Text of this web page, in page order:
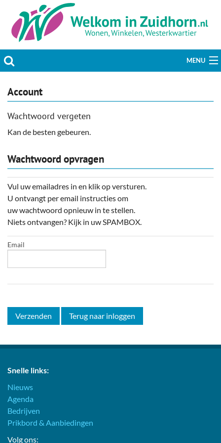
MENU
Welzijn & Maatschappij
Bedrijven
Prikbord & Aanbiedingen
Plaats bericht
Account
Wachtwoord vergeten
Kan de besten gebeuren.
Wachtwoord opvragen
Vul uw emailadres in en klik op versturen.
U ontvangt per email instructies om
uw wachtwoord opnieuw in te stellen.
Niets ontvangen? Kijk in uw SPAMBOX.
Email
Verzenden Terug naar inloggen
Snelle links:
Nieuws
Agenda
Bedrijven
Prikbord & Aanbiedingen
Volg ons: